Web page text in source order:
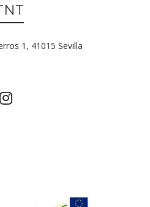
1, 41015 Sevilla